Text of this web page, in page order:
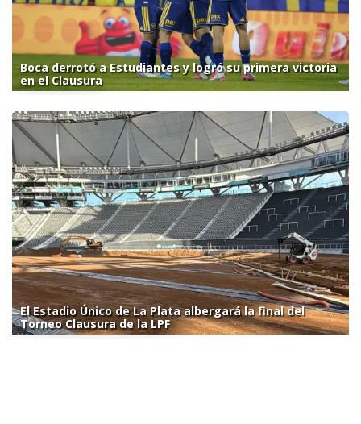
Boca derrotó a Estudiantes y logró su primera victoria
en el Clausura
El Estadio Único de La Plata albergará la final del
Torneo Clausura de la LPF